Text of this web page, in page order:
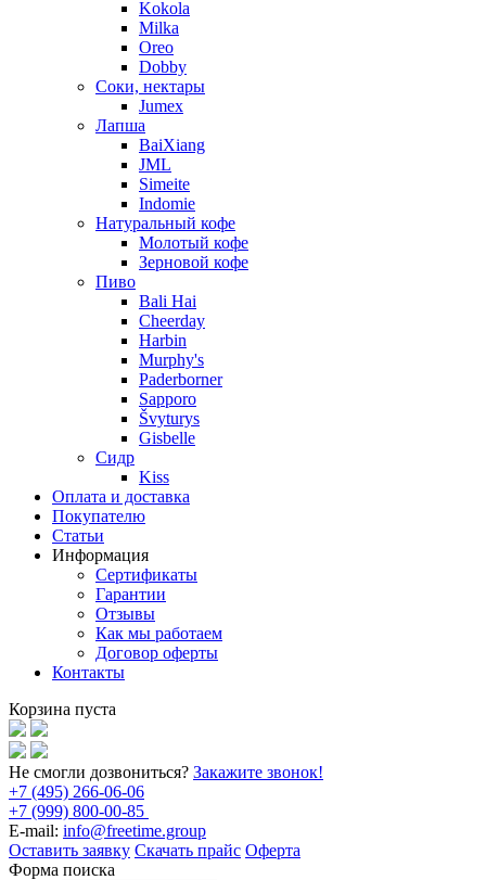
Kokola
Milka
Oreo
Dobby
Соки, нектары
Jumex
Лапша
BaiXiang
JML
Simeite
Indomie
Натуральный кофе
Молотый кофе
Зерновой кофе
Пиво
Bali Hai
Cheerday
Harbin
Murphy's
Paderborner
Sapporo
Švyturys
Gisbelle
Сидр
Kiss
Оплата и доставка
Покупателю
Статьи
Информация
Сертификаты
Гарантии
Отзывы
Как мы работаем
Договор оферты
Контакты
Корзина пуста
Не смогли дозвониться? Закажите звонок!
+7 (495) 266-06-06
+7 (999) 800-00-85
E-mail: info@freetime.group
Оставить заявку Скачать прайс Оферта
Форма поиска